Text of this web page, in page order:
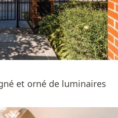
et orné de luminaires